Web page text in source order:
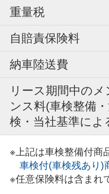
重量税
自賠責保険料
納車陸送費
リース期間中のメ
ンス料(車検整備
検・当社基準によ
※上記は車検整備付商
車検付(車検残あり)
※任意保険料は含まれ